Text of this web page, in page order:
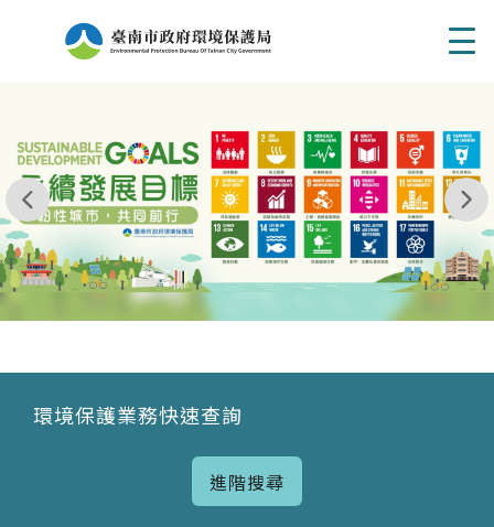
環境保護業務快速查詢
進階搜尋